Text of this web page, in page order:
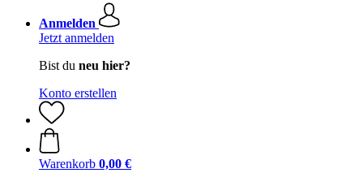
Anmelden
Jetzt anmelden
Bist du neu hier?
Konto erstellen
Warenkorb 0,00 €